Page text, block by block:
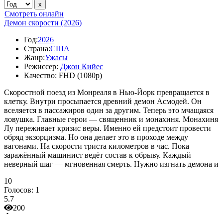
Смотреть онлайн
Демон скорости (2026)
Год:2026
Страна:США
Жанр:Ужасы
Режиссер: Джон Кийес
Качество: FHD (1080p)
Скоростной поезд из Монреаля в Нью-Йорк превращается в
клетку. Внутри просыпается древний демон Асмодей. Он
вселяется в пассажиров один за другим. Теперь это мчащаяся
ловушка. Главные герои — священник и монахиня. Монахиня
Лу переживает кризис веры. Именно ей предстоит провести
обряд экзорцизма. Но она делает это в проходе между
вагонами. На скорости триста километров в час. Пока
заражённый машинист ведёт состав к обрыву. Каждый
неверный шаг — мгновенная смерть. Нужно изгнать демона и
10
Голосов: 1
5.7
200